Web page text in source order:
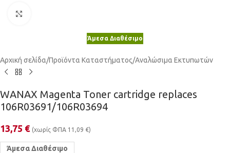
Άμεσα Διαθέσιμο
Αρχική σελίδα/Προϊόντα Καταστήματος/Αναλώσιμα Εκτυπωτών
WANAX Magenta Toner cartridge replaces
106R03691/106R03694
13,75 € (χωρίς ΦΠΑ 11,09 €)
Άμεσα Διαθέσιμο